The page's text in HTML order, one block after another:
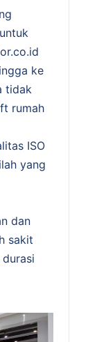
ke
tidak
rumah
ISO
yang
dan
sakit